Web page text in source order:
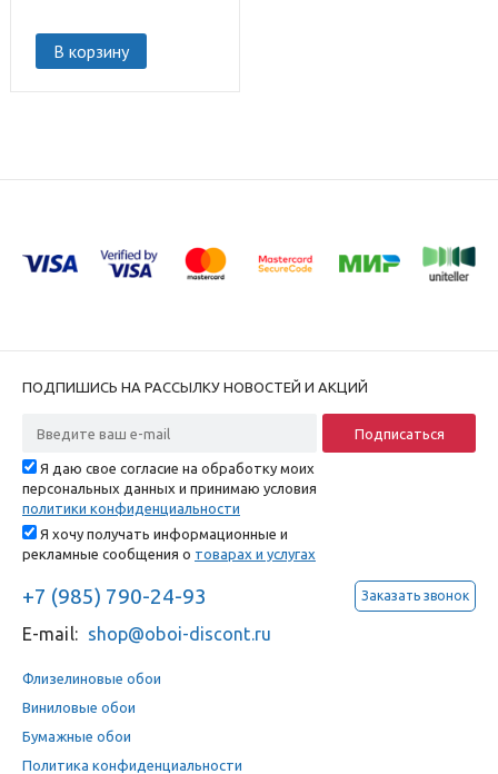
В корзину
ПОДПИШИСЬ НА РАССЫЛКУ НОВОСТЕЙ И АКЦИЙ
Я даю свое согласие на обработку моих
персональных данных и принимаю условия
политики конфиденциальности
Я хочу получать информационные и
рекламные сообщения о товарах и услугах
+7 (985) 790-24-93 Заказать звонок
E-mail: shop@oboi-discont.ru
Флизелиновые обои
Виниловые обои
Бумажные обои
Политика конфиденциальности